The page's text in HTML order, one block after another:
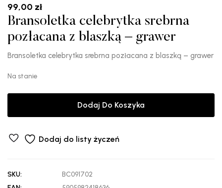
99,00 zł
Bransoletka celebrytka srebrna
pozłacana z blaszką – grawer
Bransoletka celebrytka srebrna pozłacana z blaszką – grawer
Na stanie
Dodaj Do Koszyka
Dodaj do listy życzeń
SKU:
BC091702